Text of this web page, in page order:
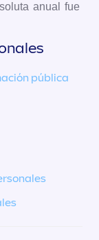
anual fue
pública